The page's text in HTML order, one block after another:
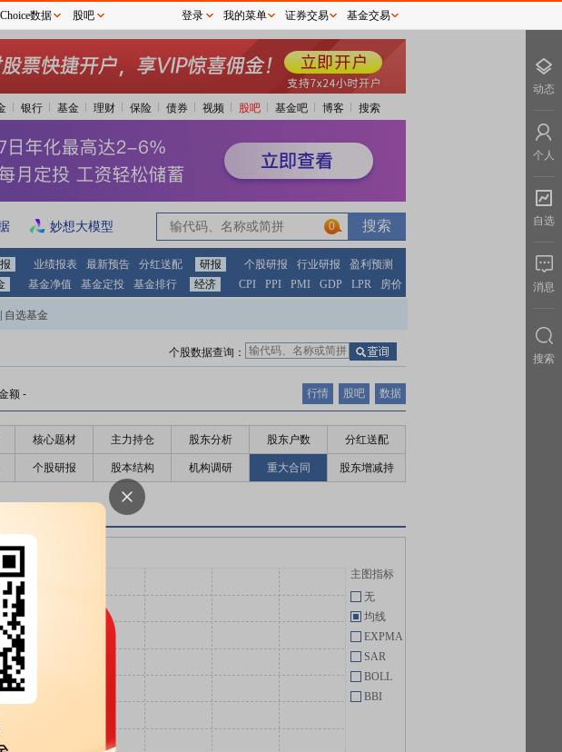
银行 基金 理财 保险 债券 视频 股吧 基金吧 博客 搜索
妙想大模型 0
业绩报表 最新预告 分红送配 研报 个股研报 行业研报
盈利预测
基金净值 基金定投 基金排行 经济 CPI PPI PMI GDP LPR 房价
自选基金
个股数据查询：
额 - 行情 股吧 数据
核心题材 主力持仓 股东分析 股东户数 分红送配
个股研报 股本结构 机构调研 重大合同 股东增减持
主图指标
无
均线
EXPMA
SAR
BOLL
BBI
Choice数据 股吧 登录 我的菜单 证券交易 基金交易
动态
个人
自选
消息
搜索